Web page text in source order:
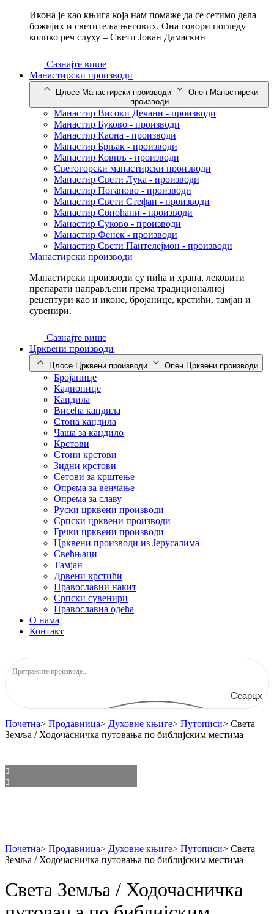
Икона је као књига која нам помаже да се сетимо дела
божијих и светитеља његових. Она говори погледу
колико реч слуху – Свети Јован Дамаскин
Сазнајте више
Манастирски производи
Цлосе Манастирски производи
Опен Манастирски
производи
Манастир Високи Дечани - производи
Манастир Буково - производи
Манастир Каона - производи
Манастир Брњак - производи
Манастир Ковиљ - производи
Светогорски манастирски производи
Манастир Свети Лука - производи
Манастир Поганово - производи
Манастир Свети Стефан - производи
Манастир Сопоћани - производи
Манастир Суково - производи
Манастир Фенек - производи
Манастир Свети Пантелејмон - производи
Манастирски производи
Манастирски производи су пића и храна, лековити
препарати направљени према традиционалној
рецептури као и иконе, бројанице, крстићи, тамјан и
сувенири.
Сазнајте више
Црквени производи
Цлосе Црквени производи Опен Црквени производи
Бројанице
Кадионице
Кандила
Висећа кандила
Стона кандила
Чаша за кандило
Крстови
Стони крстови
Зидни крстови
Сетови за крштење
Опрема за венчање
Опрема за славу
Руски црквени производи
Српски црквени производи
Грчки црквени производи
Црквени производи из Јерусалима
Свећњаци
Тамјан
Дрвени крстићи
Православни накит
Српски сувенири
Православна одећа
О нама
Контакт
Сеарцх
Почетна> Продавница> Духовне књиге> Путописи> Света
Земља / Ходочасничка путовања по библијским местима
Почетна> Продавница> Духовне књиге> Путописи> Света
Земља / Ходочасничка путовања по библијским местима
Света Земља / Ходочасничка